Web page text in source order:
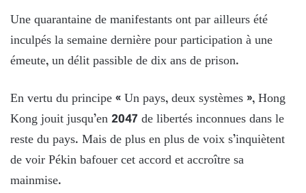
Une quarantaine de manifestants ont par ailleurs été
inculpés la semaine dernière pour participation à une
émeute, un délit passible de dix ans de prison.
En vertu du principe « Un pays, deux systèmes », Hong
Kong jouit jusqu’en 2047 de libertés inconnues dans le
reste du pays. Mais de plus en plus de voix s’inquiètent
de voir Pékin bafouer cet accord et accroître sa
mainmise.